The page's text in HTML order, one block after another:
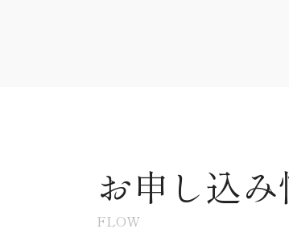
お申し込み
FLOW